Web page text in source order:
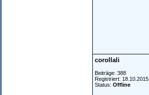
corollali
Beiträge: 388
Registriert: 18.10.2015
Status: Offline